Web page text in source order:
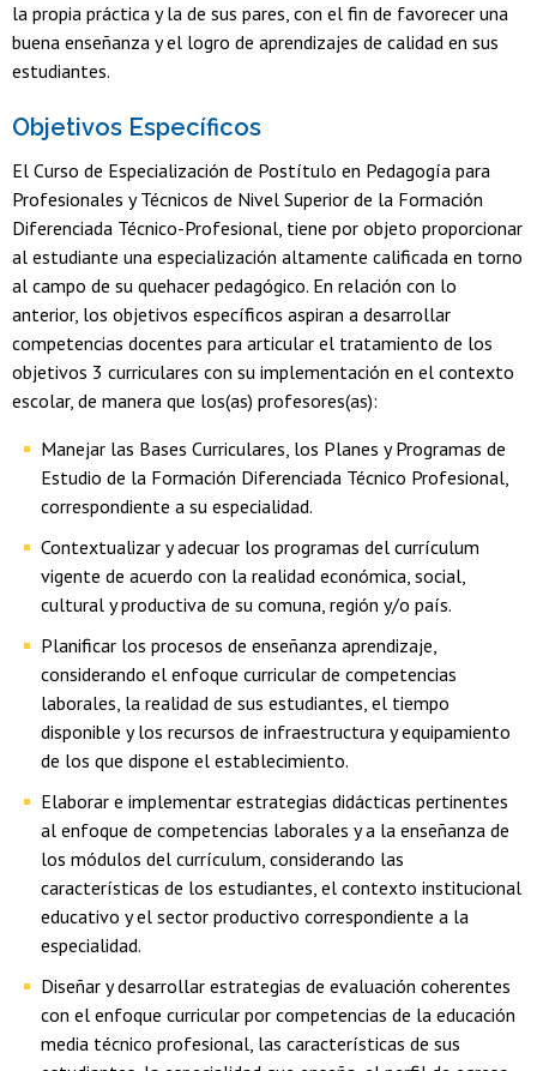
la propia práctica y la de sus pares, con el fin de favorecer una
buena enseñanza y el logro de aprendizajes de calidad en sus
estudiantes.
Objetivos Específicos
El Curso de Especialización de Postítulo en Pedagogía para
Profesionales y Técnicos de Nivel Superior de la Formación
Diferenciada Técnico-Profesional, tiene por objeto proporcionar
al estudiante una especialización altamente calificada en torno
al campo de su quehacer pedagógico. En relación con lo
anterior, los objetivos específicos aspiran a desarrollar
competencias docentes para articular el tratamiento de los
objetivos 3 curriculares con su implementación en el contexto
escolar, de manera que los(as) profesores(as):
Manejar las Bases Curriculares, los Planes y Programas de
Estudio de la Formación Diferenciada Técnico Profesional,
correspondiente a su especialidad.
Contextualizar y adecuar los programas del currículum
vigente de acuerdo con la realidad económica, social,
cultural y productiva de su comuna, región y/o país.
Planificar los procesos de enseñanza aprendizaje,
considerando el enfoque curricular de competencias
laborales, la realidad de sus estudiantes, el tiempo
disponible y los recursos de infraestructura y equipamiento
de los que dispone el establecimiento.
Elaborar e implementar estrategias didácticas pertinentes
al enfoque de competencias laborales y a la enseñanza de
los módulos del currículum, considerando las
características de los estudiantes, el contexto institucional
educativo y el sector productivo correspondiente a la
especialidad.
Diseñar y desarrollar estrategias de evaluación coherentes
con el enfoque curricular por competencias de la educación
media técnico profesional, las características de sus